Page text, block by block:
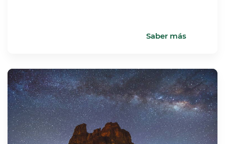
Saber más